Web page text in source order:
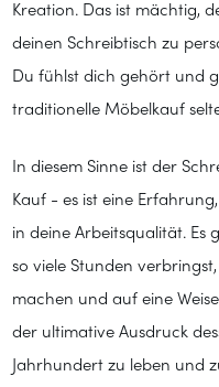
Kreation. Das ist mächtig,
deinen Schreibtisch zu
Du fühlst dich gehört und
traditionelle Möbelkauf
In diesem Sinne ist der
Kauf - es ist eine
in deine Arbeitsqualität. Es
so viele Stunden
machen und auf eine
der ultimative Ausdruck
Jahrhundert zu leben und